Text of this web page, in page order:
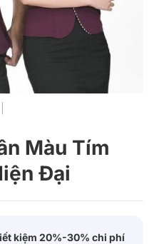
Màu Tím
Đại
kiệm 20%-30% chi phí